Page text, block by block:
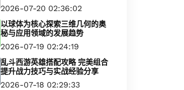
2026-07-20 02:36:02
以球体为核心探索三维几何的奥
秘与应用领域的发展趋势
2026-07-19 02:24:19
乱斗西游英雄搭配攻略 完美组合
提升战力技巧与实战经验分享
2026-07-18 02:29:33